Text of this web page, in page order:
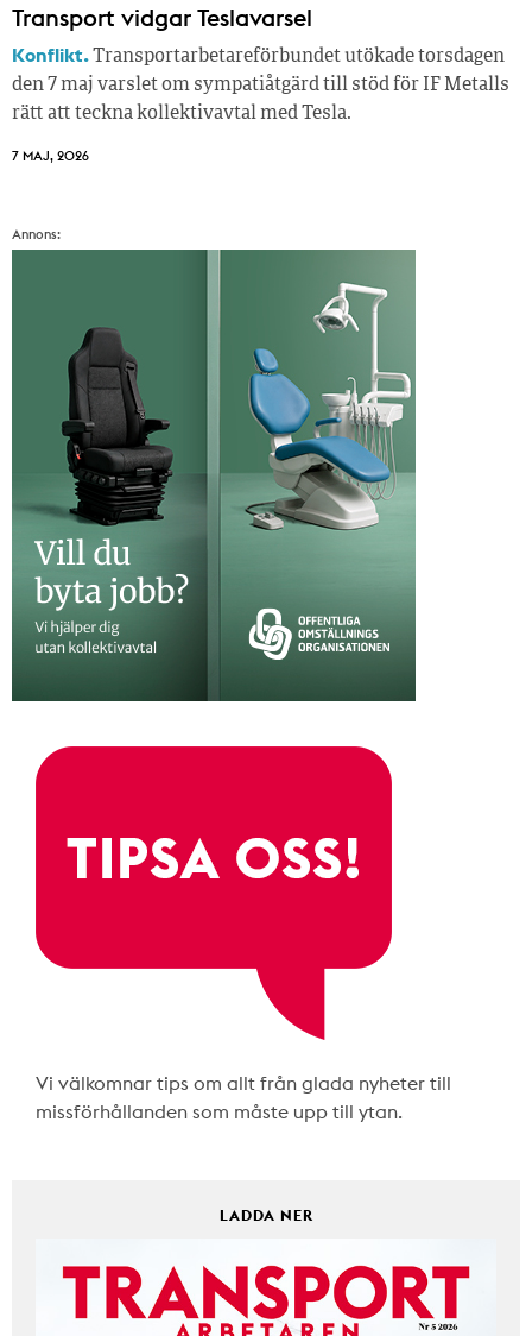
Transport vidgar Teslavarsel
Konflikt.Transportarbetareförbundet utökade torsdagen
den 7 maj varslet om sympatiåtgärd till stöd för IF Metalls
rätt att teckna kollektivavtal med Tesla.
7 MAJ, 2026
Annons:
Vi välkomnar tips om allt från glada nyheter till
missförhållanden som måste upp till ytan.
LADDA NER